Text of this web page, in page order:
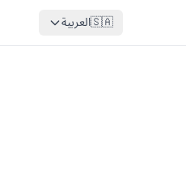
🇸🇦العربية